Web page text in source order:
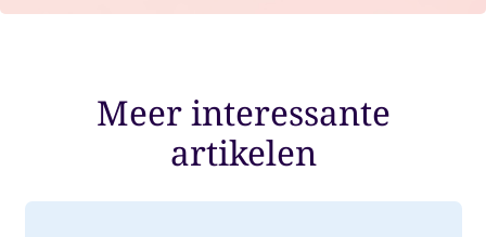
Meer interessante
artikelen